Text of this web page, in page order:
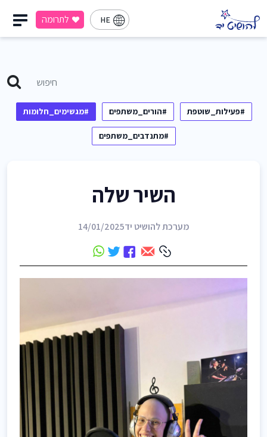
HE לתרומה
#פעילות_שוטפת #הורים_משתפים #מגשימים_חלומות
#מתנדבים_משתפים
השיר שלה
מערכת להושיט יד14/01/2025